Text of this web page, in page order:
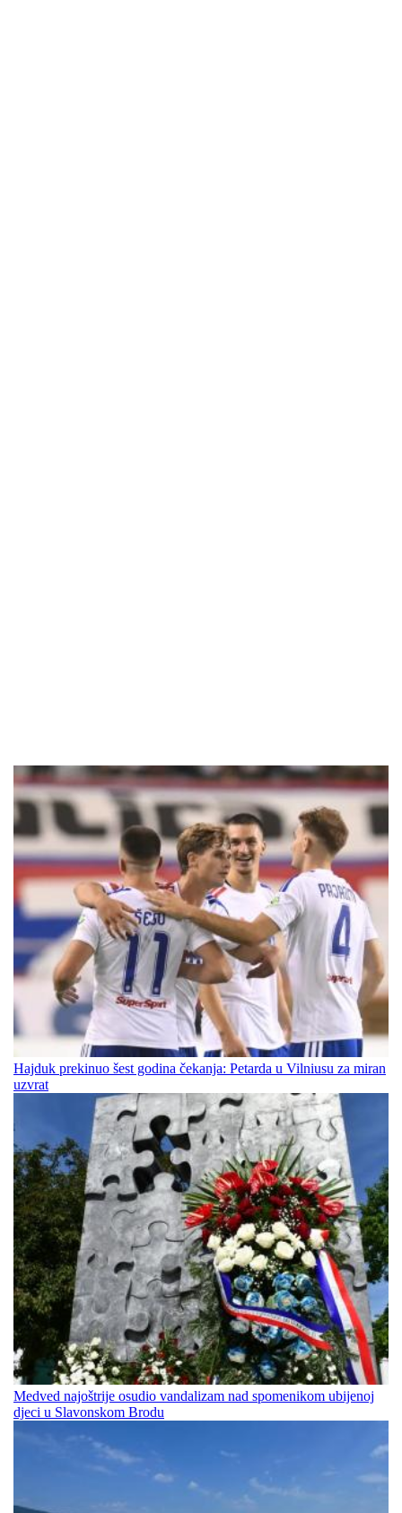
Hajduk prekinuo šest godina čekanja: Petarda u Vilniusu za miran
uzvrat
Medved najoštrije osudio vandalizam nad spomenikom ubijenoj
djeci u Slavonskom Brodu